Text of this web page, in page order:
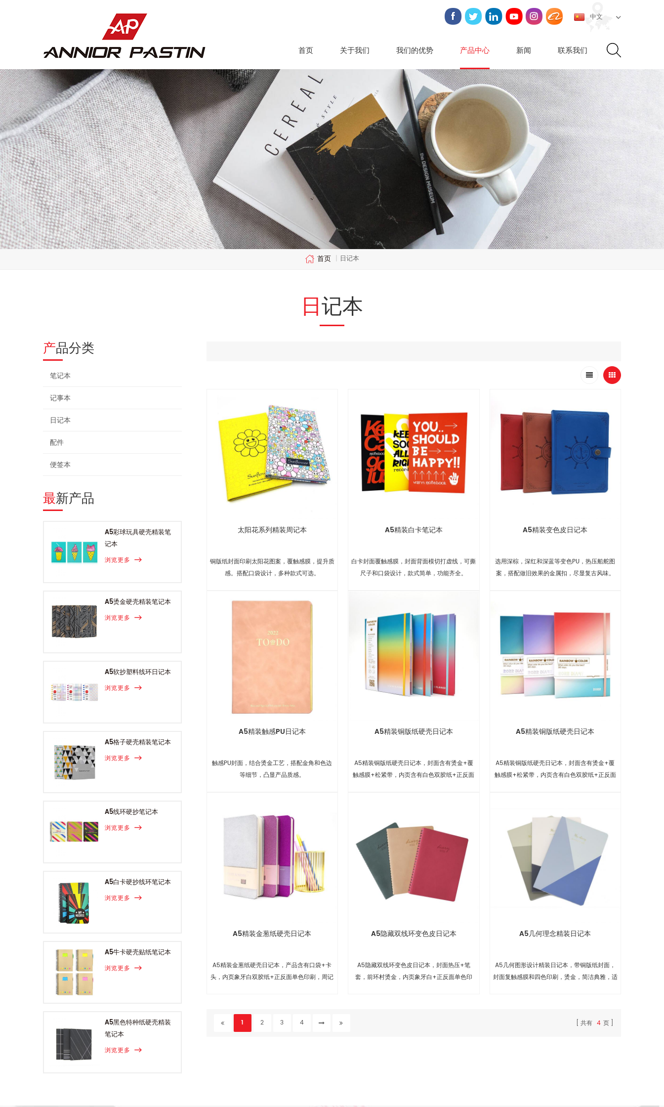
中文
首页 关于我们 我们的优势 产品中心 新闻 联系我们
首页 | 日记本
日记本
产品分类
笔记本
记事本
日记本
配件
便签本
最新产品
A5彩球玩具硬壳精装笔
记本
浏览更多
A5烫金硬壳精装笔记本
浏览更多
A5软抄塑料线环日记本
浏览更多
A5格子硬壳精装笔记本
浏览更多
A5线环硬抄笔记本
浏览更多
A5白卡硬抄线环笔记本
浏览更多
A5牛卡硬壳贴纸笔记本
浏览更多
A5黑色特种纸硬壳精装
笔记本
浏览更多
太阳花系列精装周记本
铜版纸封面印刷太阳花图案，覆触感膜，提升质
感。搭配口袋设计，多种款式可选。
A5精装白卡笔记本
白卡封面覆触感膜，封面背面模切打虚线，可撕
尺子和口袋设计，款式简单，功能齐全。
A5精装变色皮日记本
选用深棕，深红和深蓝等变色PU，热压船舵图
案，搭配做旧效果的金属扣，尽显复古风味。
A5精装触感PU日记本
触感PU封面，结合烫金工艺，搭配金角和色边
等细节，凸显产品质感。
A5精装铜版纸硬壳日记本
A5精装铜版纸硬壳日记本，封面含有烫金+覆
触感膜+松紧带，内页含有白色双胶纸+正反面
A5精装铜版纸硬壳日记本
A5精装铜版纸硬壳日记本，封面含有烫金+覆
触感膜+松紧带，内页含有白色双胶纸+正反面
A5精装金葱纸硬壳日记本
A5精装金葱纸硬壳日记本，产品含有口袋+卡
头，内页象牙白双胶纸+正反面单色印刷，周记
A5隐藏双线环变色皮日记本
A5隐藏双线环变色皮日记本，封面热压+笔
套，前环村烫金，内页象牙白+正反面单色印
A5几何理念精装日记本
A5几何图形设计精装日记本，带铜版纸封面，
封面复触感膜和四色印刷，烫金，简洁典雅，适
1 2 3 4 共有 4 页